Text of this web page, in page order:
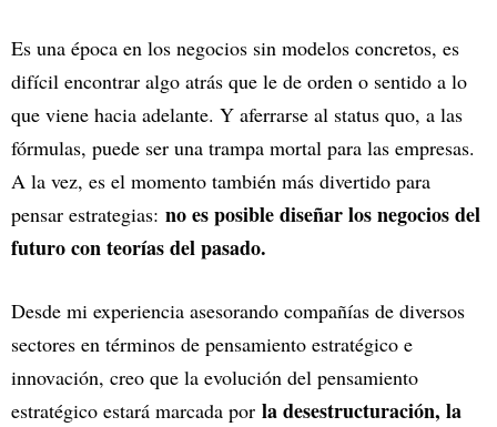
Es una época en los negocios sin modelos concretos, es
difícil encontrar algo atrás que le de orden o sentido a lo
que viene hacia adelante. Y aferrarse al status quo, a las
fórmulas, puede ser una trampa mortal para las empresas.
A la vez, es el momento también más divertido para
pensar estrategias: no es posible diseñar los negocios del
futuro con teorías del pasado.
Desde mi experiencia asesorando compañías de diversos
sectores en términos de pensamiento estratégico e
innovación, creo que la evolución del pensamiento
estratégico estará marcada por la desestructuración, la